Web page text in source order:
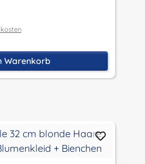
Warenkorb